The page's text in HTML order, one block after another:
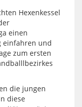
Hexenkessel
einen
einfahren und
zum ersten
die jungen
diese